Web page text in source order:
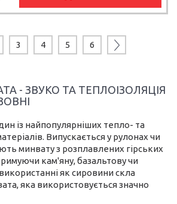
3 4 5 6
- ЗВУКО ТА ТЕПЛОІЗОЛЯЦІЯ
із найпопулярніших тепло- та
Випускається у рулонах чи
минвату з розплавлених гірських
кам'яну, базальтову чи
як сировини скла
яка використовується значно